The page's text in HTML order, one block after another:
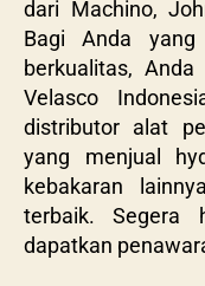
dari Machino,
Bagi Anda yang
berkualitas,
Velasco
distributor alat
yang menjual
kebakaran
terbaik. Segera
dapatkan